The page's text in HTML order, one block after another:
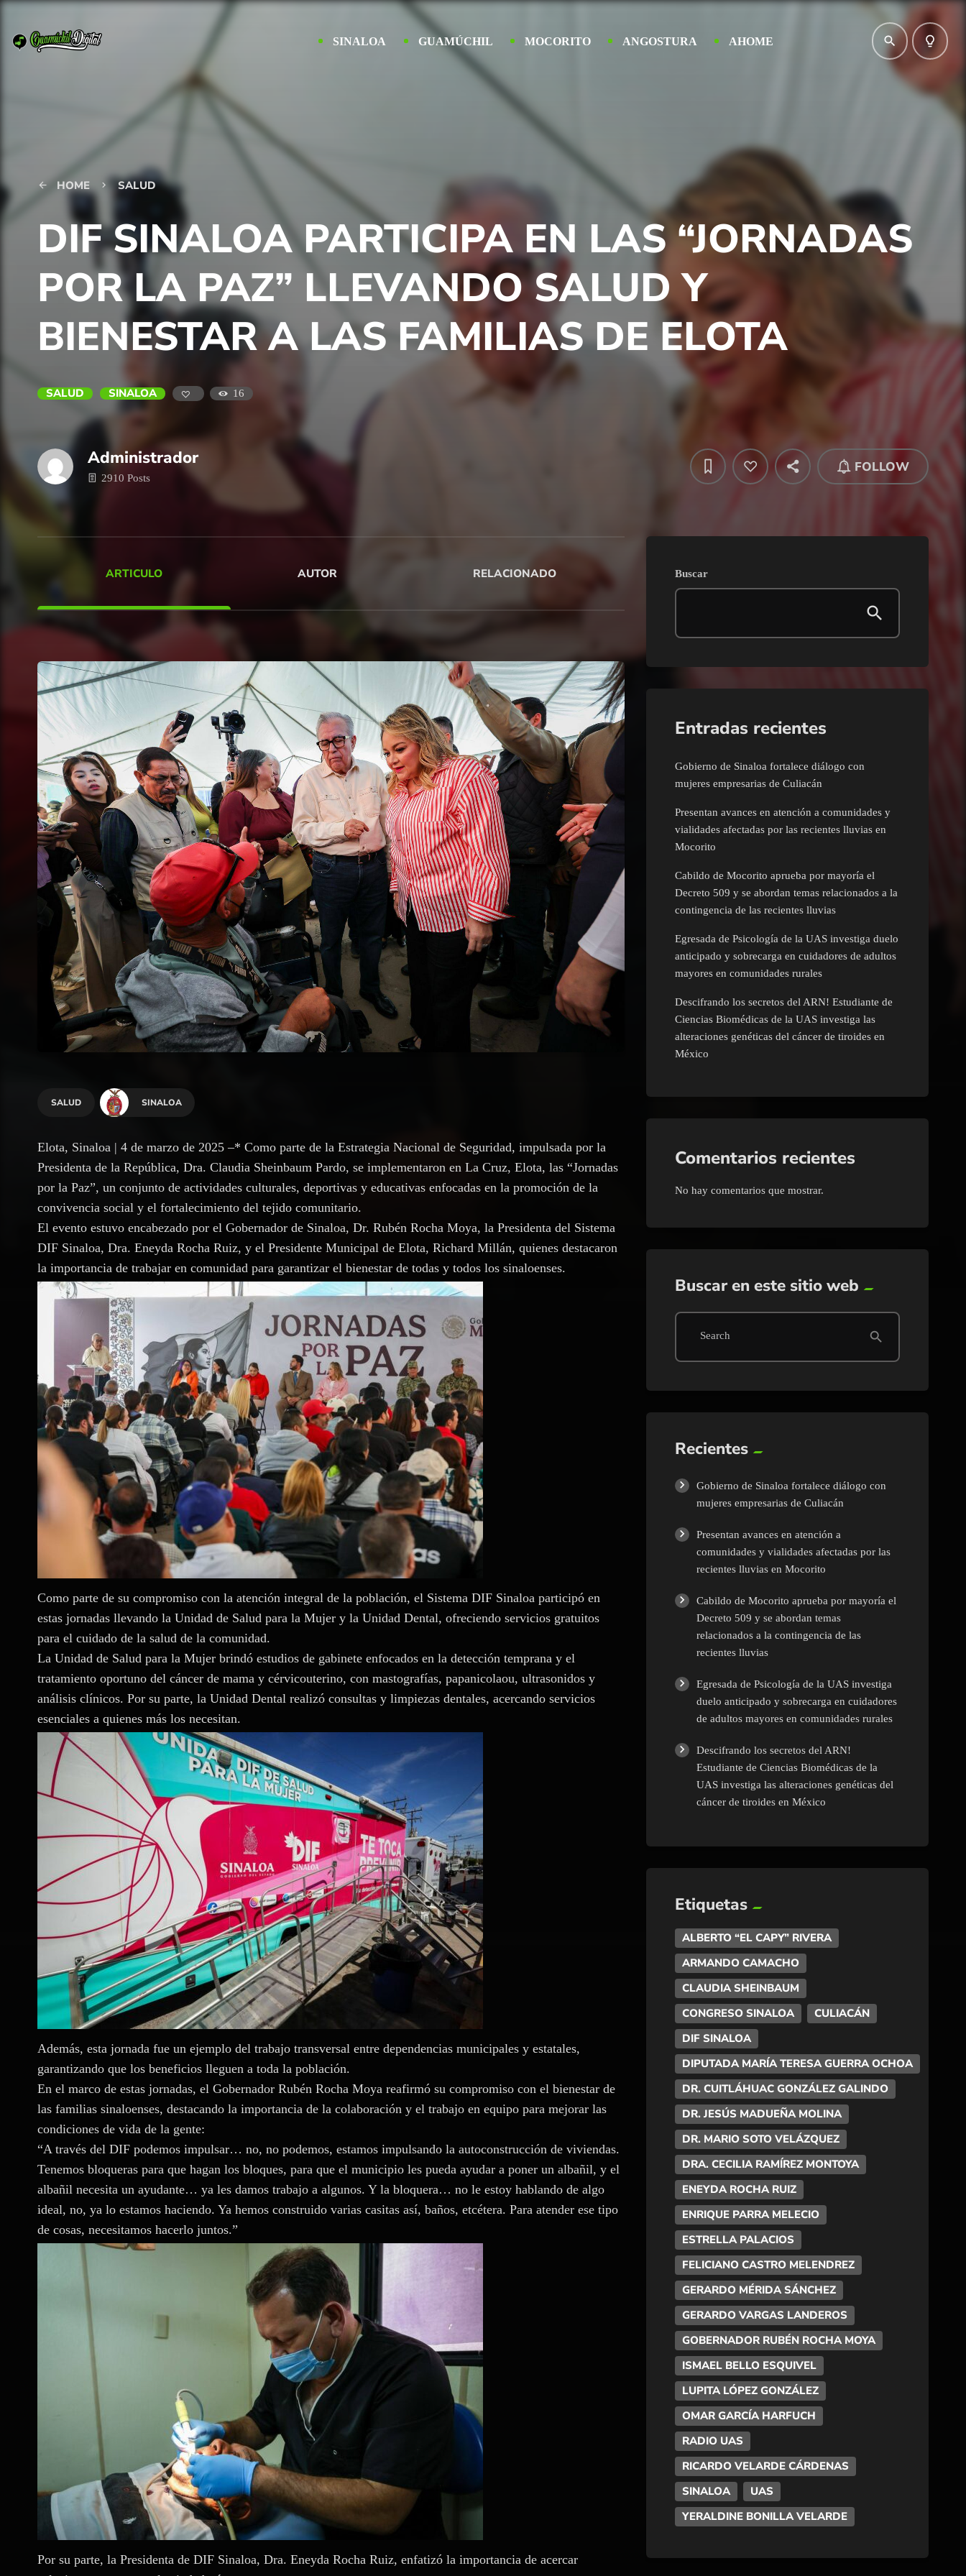
SINALOA GUAMÚCHIL MOCORITO ANGOSTURA AHOME search lightbulb_outline
arrow_back HOME keyboard_arrow_right SALUD
DIF SINALOA PARTICIPA EN LAS “JORNADAS
POR LA PAZ” LLEVANDO SALUD Y
BIENESTAR A LAS FAMILIAS DE ELOTA
SALUD SINALOA 16
Administrador
2910 Posts
FOLLOW
ARTICULO AUTOR RELACIONADO
SALUD SINALOA
Elota, Sinaloa | 4 de marzo de 2025 –* Como parte de la Estrategia Nacional de Seguridad, impulsada por la
Presidenta de la República, Dra. Claudia Sheinbaum Pardo, se implementaron en La Cruz, Elota, las “Jornadas
por la Paz”, un conjunto de actividades culturales, deportivas y educativas enfocadas en la promoción de la
convivencia social y el fortalecimiento del tejido comunitario.
El evento estuvo encabezado por el Gobernador de Sinaloa, Dr. Rubén Rocha Moya, la Presidenta del Sistema
DIF Sinaloa, Dra. Eneyda Rocha Ruiz, y el Presidente Municipal de Elota, Richard Millán, quienes destacaron
la importancia de trabajar en comunidad para garantizar el bienestar de todas y todos los sinaloenses.
Como parte de su compromiso con la atención integral de la población, el Sistema DIF Sinaloa participó en
estas jornadas llevando la Unidad de Salud para la Mujer y la Unidad Dental, ofreciendo servicios gratuitos
para el cuidado de la salud de la comunidad.
La Unidad de Salud para la Mujer brindó estudios de gabinete enfocados en la detección temprana y el
tratamiento oportuno del cáncer de mama y cérvicouterino, con mastografías, papanicolaou, ultrasonidos y
análisis clínicos. Por su parte, la Unidad Dental realizó consultas y limpiezas dentales, acercando servicios
esenciales a quienes más los necesitan.
Además, esta jornada fue un ejemplo del trabajo transversal entre dependencias municipales y estatales,
garantizando que los beneficios lleguen a toda la población.
En el marco de estas jornadas, el Gobernador Rubén Rocha Moya reafirmó su compromiso con el bienestar de
las familias sinaloenses, destacando la importancia de la colaboración y el trabajo en equipo para mejorar las
condiciones de vida de la gente:
“A través del DIF podemos impulsar… no, no podemos, estamos impulsando la autoconstrucción de viviendas.
Tenemos bloqueras para que hagan los bloques, para que el municipio les pueda ayudar a poner un albañil, y el
albañil necesita un ayudante… ya les damos trabajo a algunos. Y la bloquera… no le estoy hablando de algo
ideal, no, ya lo estamos haciendo. Ya hemos construido varias casitas así, baños, etcétera. Para atender ese tipo
de cosas, necesitamos hacerlo juntos.”
Por su parte, la Presidenta de DIF Sinaloa, Dra. Eneyda Rocha Ruiz, enfatizó la importancia de acercar
Buscar
Entradas recientes
Gobierno de Sinaloa fortalece diálogo con
mujeres empresarias de Culiacán
Presentan avances en atención a comunidades y
vialidades afectadas por las recientes lluvias en
Mocorito
Cabildo de Mocorito aprueba por mayoría el
Decreto 509 y se abordan temas relacionados a la
contingencia de las recientes lluvias
Egresada de Psicología de la UAS investiga duelo
anticipado y sobrecarga en cuidadores de adultos
mayores en comunidades rurales
Descifrando los secretos del ARN! Estudiante de
Ciencias Biomédicas de la UAS investiga las
alteraciones genéticas del cáncer de tiroides en
México
Comentarios recientes
No hay comentarios que mostrar.
Buscar en este sitio web
Search search
Recientes
Gobierno de Sinaloa fortalece diálogo con
mujeres empresarias de Culiacán
Presentan avances en atención a
comunidades y vialidades afectadas por las
recientes lluvias en Mocorito
Cabildo de Mocorito aprueba por mayoría el
Decreto 509 y se abordan temas
relacionados a la contingencia de las
recientes lluvias
Egresada de Psicología de la UAS investiga
duelo anticipado y sobrecarga en cuidadores
de adultos mayores en comunidades rurales
Descifrando los secretos del ARN!
Estudiante de Ciencias Biomédicas de la
UAS investiga las alteraciones genéticas del
cáncer de tiroides en México
Etiquetas
ALBERTO “EL CAPY” RIVERA
ARMANDO CAMACHO
CLAUDIA SHEINBAUM
CONGRESO SINALOA
CULIACÁN
DIF SINALOA
DIPUTADA MARÍA TERESA GUERRA OCHOA
DR. CUITLÁHUAC GONZÁLEZ GALINDO
DR. JESÚS MADUEÑA MOLINA
DR. MARIO SOTO VELÁZQUEZ
DRA. CECILIA RAMÍREZ MONTOYA
ENEYDA ROCHA RUIZ
ENRIQUE PARRA MELECIO
ESTRELLA PALACIOS
FELICIANO CASTRO MELENDREZ
GERARDO MÉRIDA SÁNCHEZ
GERARDO VARGAS LANDEROS
GOBERNADOR RUBÉN ROCHA MOYA
ISMAEL BELLO ESQUIVEL
LUPITA LÓPEZ GONZÁLEZ
OMAR GARCÍA HARFUCH
RADIO UAS
RICARDO VELARDE CÁRDENAS
SINALOA
UAS
YERALDINE BONILLA VELARDE